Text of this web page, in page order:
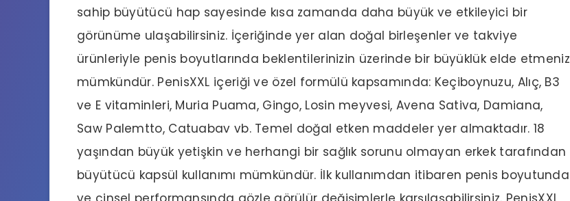
sahip büyütücü hap sayesinde kısa zamanda daha büyük ve etkileyici bir
görünüme ulaşabilirsiniz. İçeriğinde yer alan doğal birleşenler ve takviye
ürünleriyle penis boyutlarında beklentilerinizin üzerinde bir büyüklük elde etmeniz
mümkündür. PenisXXL içeriği ve özel formülü kapsamında: Keçiboynuzu, Alıç, B3
ve E vitaminleri, Muria Puama, Gingo, Losin meyvesi, Avena Sativa, Damiana,
Saw Palemtto, Catuabav vb. Temel doğal etken maddeler yer almaktadır. 18
yaşından büyük yetişkin ve herhangi bir sağlık sorunu olmayan erkek tarafından
büyütücü kapsül kullanımı mümkündür. İlk kullanımdan itibaren penis boyutunda